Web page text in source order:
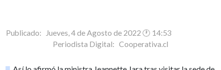
Publicado: Jueves, 4 de Agosto de 2022 🕐 14:53
Periodista Digital: Cooperativa.cl